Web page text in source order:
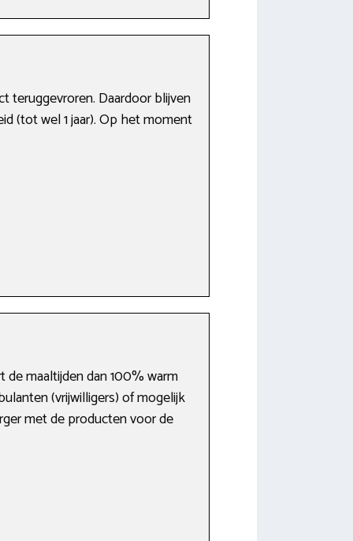
teruggevroren. Daardoor blijven
(tot wel 1 jaar). Op het moment
maaltijden dan 100% warm
(vrijwilligers) of mogelijk
met de producten voor de